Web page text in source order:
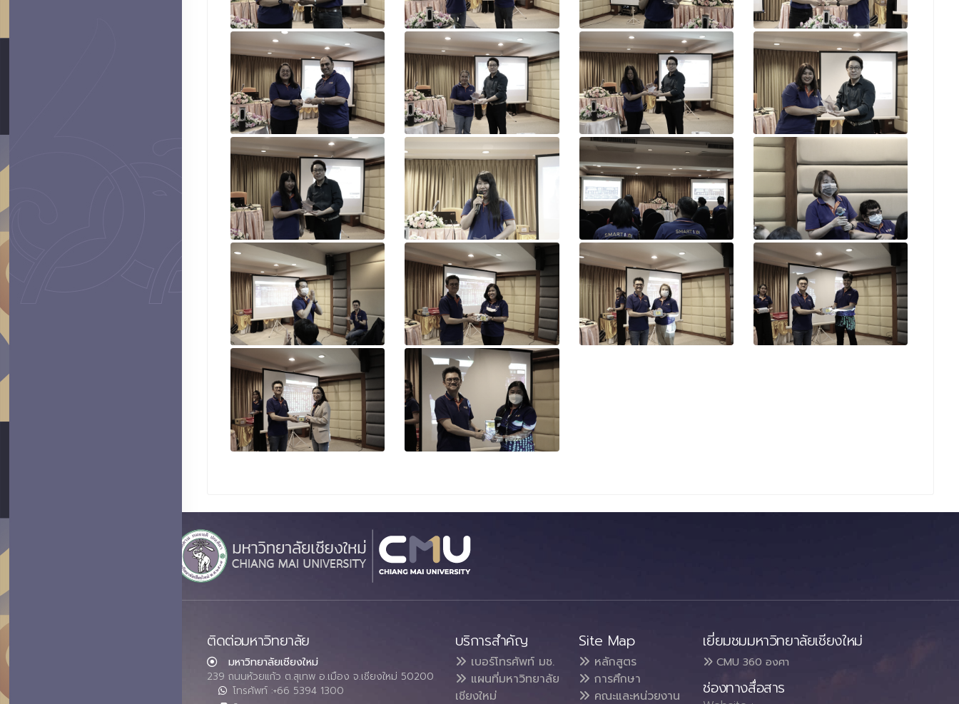
ติดต่อมหาวิทยาลัย
มหาวิทยาลัยเชียงใหม่
239 ถนนห้วยแก้ว ต.สุเทพ อ.เมือง จ.เชียงใหม่ 50200
โทรศัพท์ :+66 5394 1300
บริการสำคัญ
เบอร์โทรศัพท์ มช.
แผนที่มหาวิทยาลัย
เชียงใหม่
Site Map
หลักสูตร
การศึกษา
คณะและหน่วยงาน
เยี่ยมชมมหาวิทยาลัยเชียงใหม่
CMU 360 องศา
ช่องทางสื่อสาร